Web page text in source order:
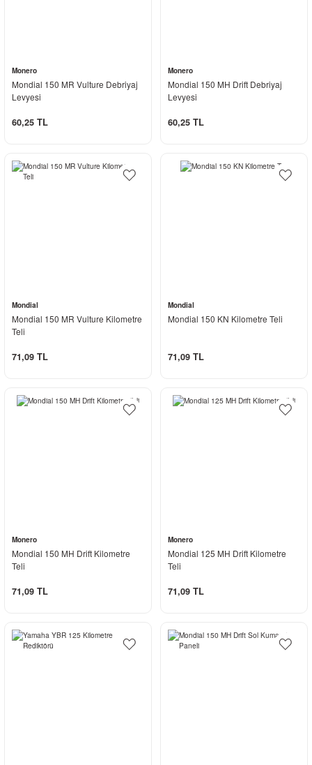
Monero
Mondial 150 MR Vulture Debriyaj
Levyesi
60,25 TL
Monero
Mondial 150 MH Drift Debriyaj
Levyesi
60,25 TL
Mondial
Mondial 150 MR Vulture Kilometre
Teli
71,09 TL
Mondial
Mondial 150 KN Kilometre Teli
71,09 TL
Monero
Mondial 150 MH Drift Kilometre
Teli
71,09 TL
Monero
Mondial 125 MH Drift Kilometre
Teli
71,09 TL